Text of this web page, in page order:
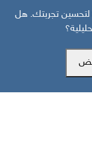
لتحسين تجربتك. هل